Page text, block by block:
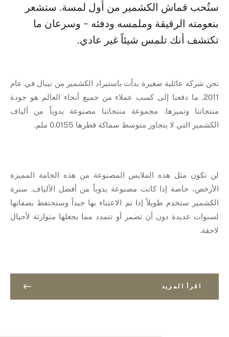
ستُحب قماش الكشمير من أول لمسة. ستشعر
بنعومته الرقيقة وملمسه ودفئه - وسرعان ما
تكتشف أنك تلمس شيئاً غير عادي.
نحن شركة عائلية صغيرة بدأت باستيراد الكشمير من نيبال في عام
2011. ما دفعنا إلى كسب عملاء من جميع أنحاء العالم هو جودة
منتجاتنا وتميزها. مجموعة منتجاتنا مصنوعة يدوياً من ألياف
الكشمير التي لا يتجاوز متوسط سماكة قطرها 0.0155 ملم.
لن تكون مثل هذه الملابس المصنوعة من هذه الخامة المميزة
الأرخص، خاصة إذا كانت مصنوعة يدوياً من أفضل الألياف. سترة
الكشمير ستخدم طويلاً إذا تم الاعتناء بها جيداً وستحتفظ بصفاتها
لسنوات عديدة دون أن تضمر أو تتمدد مما يجعلها متوارثة لأجيال
لاحقة.
اقرأ المزيد